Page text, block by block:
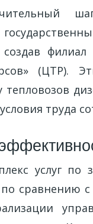
(ЦТР).
тепловозов
труда
услуг по
сравнению